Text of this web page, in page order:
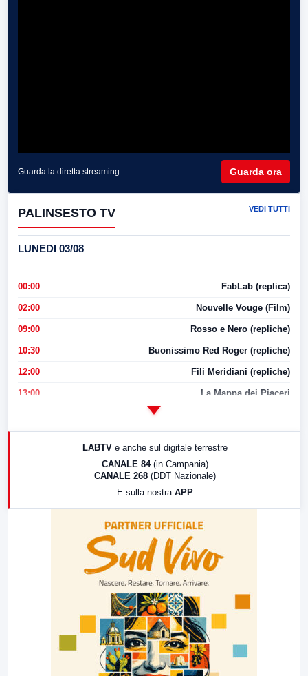
Guarda la diretta streaming Guarda ora
PALINSESTO TV VEDI TUTTI
LUNEDI 03/08
00:00 FabLab (replica)
02:00 Nouvelle Vouge (Film)
09:00 Rosso e Nero (repliche)
10:30 Buonissimo Red Roger (repliche)
12:00 Fili Meridiani (repliche)
13:00 La Mappa dei Piaceri
17:00 LabNews (replica)
LABTV e anche sul digitale terrestre
CANALE 84 (in Campania)
CANALE 268 (DDT Nazionale)
E sulla nostra APP